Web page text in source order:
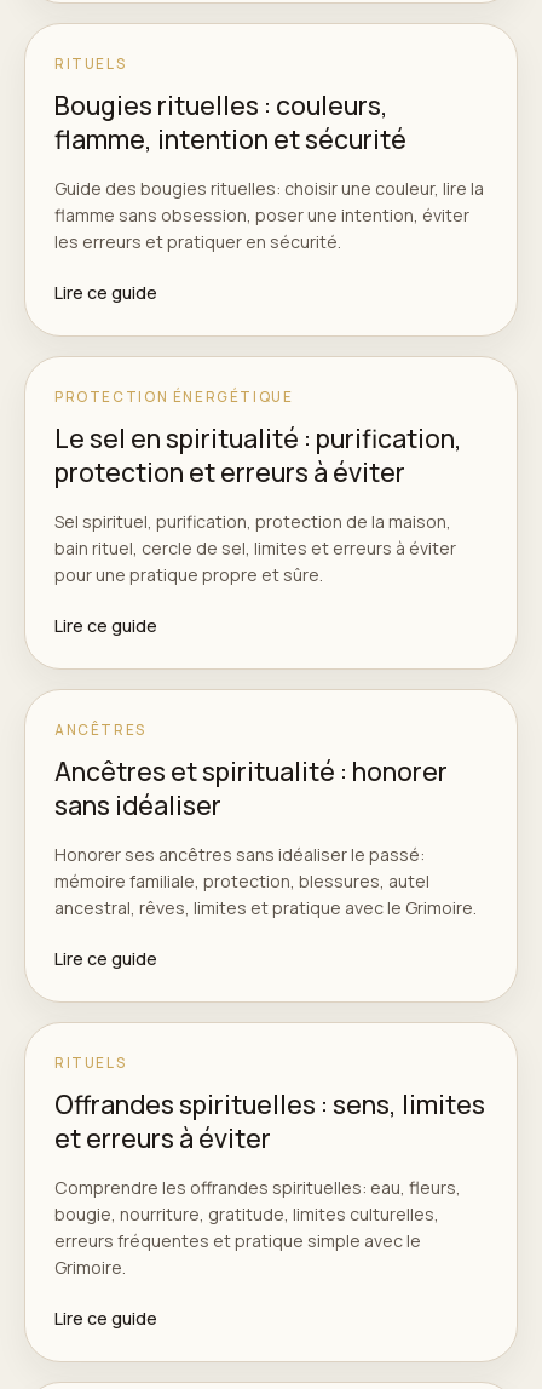
RITUELS
Bougies rituelles : couleurs,
flamme, intention et sécurité
Guide des bougies rituelles: choisir une couleur, lire la
flamme sans obsession, poser une intention, éviter
les erreurs et pratiquer en sécurité.
Lire ce guide
PROTECTION ÉNERGÉTIQUE
Le sel en spiritualité : purification,
protection et erreurs à éviter
Sel spirituel, purification, protection de la maison,
bain rituel, cercle de sel, limites et erreurs à éviter
pour une pratique propre et sûre.
Lire ce guide
ANCÊTRES
Ancêtres et spiritualité : honorer
sans idéaliser
Honorer ses ancêtres sans idéaliser le passé:
mémoire familiale, protection, blessures, autel
ancestral, rêves, limites et pratique avec le Grimoire.
Lire ce guide
RITUELS
Offrandes spirituelles : sens, limites
et erreurs à éviter
Comprendre les offrandes spirituelles: eau, fleurs,
bougie, nourriture, gratitude, limites culturelles,
erreurs fréquentes et pratique simple avec le
Grimoire.
Lire ce guide